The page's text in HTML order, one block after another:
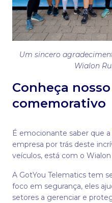
Um sincero
Wialon
Conheça
comemorativo
É emocionante saber que a
empresa por trás deste
veículos, está com o Wialon
A GotYou Telematics tem
foco em segurança, eles
setores a gerenciar e